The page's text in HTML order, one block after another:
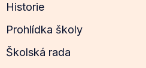
Historie
Prohlídka školy
Školská rada